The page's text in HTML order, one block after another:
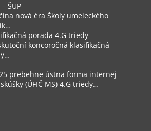
ŠUP
nová éra Školy umeleckého
porada 4.G triedy
koncoročná klasifikačná
prebehne ústna forma internej
(ÚFIČ MS) 4.G triedy…